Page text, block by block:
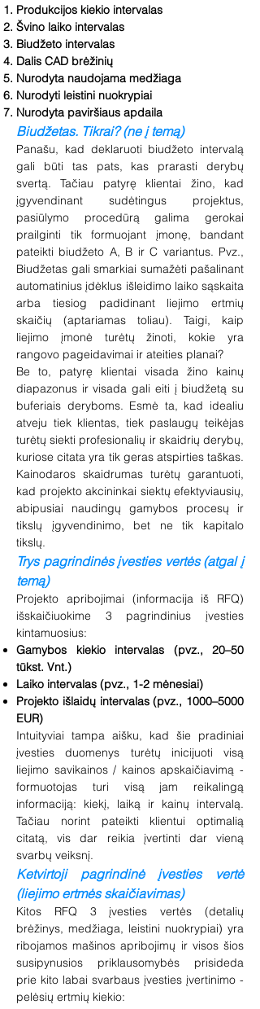
Produkcijos kiekio intervalas
Švino laiko intervalas
Biudžeto intervalas
Dalis CAD brėžinių
Nurodyta naudojama medžiaga
Nurodyti leistini nuokrypiai
Nurodyta paviršiaus apdaila
Biudžetas. Tikrai? (ne į temą)
Panašu, kad deklaruoti biudžeto intervalą
gali būti tas pats, kas prarasti derybų
svertą. Tačiau patyrę klientai žino, kad
įgyvendinant sudėtingus projektus,
pasiūlymo procedūrą galima gerokai
prailginti tik formuojant įmonę, bandant
pateikti biudžeto A, B ir C variantus. Pvz.,
Biudžetas gali smarkiai sumažėti pašalinant
automatinius įdėklus išleidimo laiko sąskaita
arba tiesiog padidinant liejimo ertmių
skaičių (aptariamas toliau). Taigi, kaip
liejimo įmonė turėtų žinoti, kokie yra
rangovo pageidavimai ir ateities planai?
Be to, patyrę klientai visada žino kainų
diapazonus ir visada gali eiti į biudžetą su
buferiais deryboms. Esmė ta, kad idealiu
atveju tiek klientas, tiek paslaugų teikėjas
turėtų siekti profesionalių ir skaidrių derybų,
kuriose citata yra tik geras atspirties taškas.
Kainodaros skaidrumas turėtų garantuoti,
kad projekto akcininkai siektų efektyviausių,
abipusiai naudingų gamybos procesų ir
tikslų įgyvendinimo, bet ne tik kapitalo
tikslų.
Trys pagrindinės įvesties vertės (atgal į
temą)
Projekto apribojimai (informacija iš RFQ)
išskaičiuokime 3 pagrindinius įvesties
kintamuosius:
Gamybos kiekio intervalas (pvz., 20–50
tūkst. Vnt.)
Laiko intervalas (pvz., 1-2 mėnesiai)
Projekto išlaidų intervalas (pvz., 1000–5000
EUR)
Intuityviai tampa aišku, kad šie pradiniai
įvesties duomenys turėtų inicijuoti visą
liejimo savikainos / kainos apskaičiavimą -
formuotojas turi visą jam reikalingą
informaciją: kiekį, laiką ir kainų intervalą.
Tačiau norint pateikti klientui optimalią
citatą, vis dar reikia įvertinti dar vieną
svarbų veiksnį.
Ketvirtoji pagrindinė įvesties vertė
(liejimo ertmės skaičiavimas)
Kitos RFQ 3 įvesties vertės (detalių
brėžinys, medžiaga, leistini nuokrypiai) yra
ribojamos mašinos apribojimų ir visos šios
susipynusios priklausomybės prisideda
prie kito labai svarbaus įvesties įvertinimo -
pelėsių ertmių kiekio: